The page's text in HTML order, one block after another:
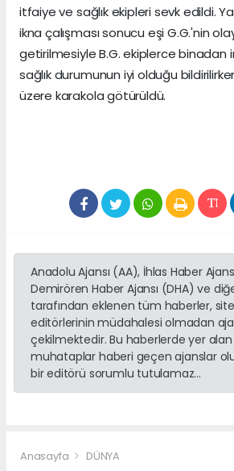
itfaiye ve sağlık ekipleri sevk edildi.
ikna çalışması sonucu eşi G.G.'nin
getirilmesiyle B.G. ekiplerce binadan
sağlık durumunun iyi olduğu
üzere karakola götürüldü.
Anadolu Ajansı (AA), İhlas Haber
Demirören Haber Ajansı (DHA) ve
tarafından eklenen tüm haberler,
editörlerinin müdahalesi olmadan
çekilmektedir. Bu haberlerde yer
muhataplar haberi geçen ajanslar
bir editörü sorumlu tutulamaz...
Anasayfa DÜNYA